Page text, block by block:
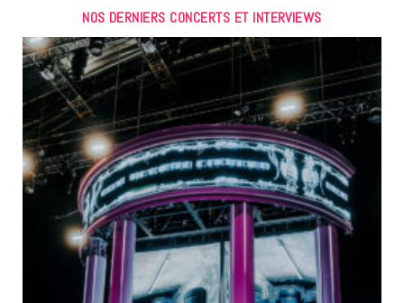
NOS DERNIERS CONCERTS ET INTERVIEWS